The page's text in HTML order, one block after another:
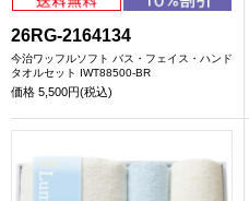
26RG-2164134
今治ワッフルソフト バス・フェイス・ハンド
タオルセット IWT88500-BR
価格 5,500円(税込)